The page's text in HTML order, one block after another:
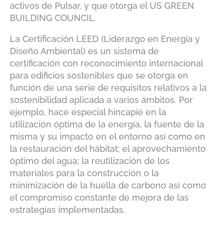
activos de Pulsar, y que otorga el US GREEN
BUILDING COUNCIL.
La Certificación LEED (Liderazgo en Energía y
Diseño Ambiental) es un sistema de
certificación con reconocimiento internacional
para edificios sostenibles que se otorga en
función de una serie de requisitos relativos a la
sostenibilidad aplicada a varios ámbitos. Por
ejemplo, hace especial hincapié en la
utilización óptima de la energía, la fuente de la
misma y su impacto en el entorno así como en
la restauración del hábitat; el aprovechamiento
óptimo del agua; la reutilización de los
materiales para la construcción o la
minimización de la huella de carbono así como
el compromiso constante de mejora de las
estrategias implementadas.